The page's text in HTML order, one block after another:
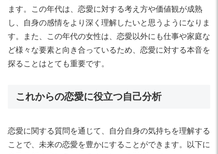
ます。この年代は、恋愛に対する考え方や価値観が成熟
し、自身の感情をより深く理解したいと思うようになりま
す。また、この年代の女性は、恋愛以外にも仕事や家庭な
ど様々な要素と向き合っているため、恋愛に対する本音を
探ることはとても重要です。
これからの恋愛に役立つ自己分析
恋愛に関する質問を通じて、自分自身の気持ちを理解する
ことで、未来の恋愛を豊かにすることができます。以下に